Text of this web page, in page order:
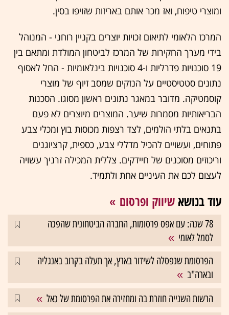
ומוצרי טיפוח, ואז מכר אותם באריזות שזויפו בסין.
המרכז הלאומי לתיאום זכויות יוצרים בקניין רוחני - המנוהל
בידי מערך החקירות של המרכז לביטחון המולדת ומתאם בין
19 סוכנויות פדרליות ו-4 סוכנויות בינלאומיות - החל לאסוף
נתונים סטטיסטיים על הנזקים שמסב זיוף של מוצרי
קוסמטיקה. מדובר במאגר נתונים ראשון מסוגו. הסכנות
הבריאותיות מסמרות שיער. המוצרים מיוצרים לא פעם
בתנאים בלתי הולמים, לצד רצפות מכוסות בוץ ומכלי צבע
פתוחים, ועשויים להכיל מדללי צבע, כספית, קרציוגנים
וריכוזים מסוכנים של חיידקים. צללית המכילה זרניך עשויה
לעצום לכם את העיניים אחת ולתמיד.
עוד בנושא שיווק ופרסום
78 שנה: עם אפס פרסומות, החברה הביטחונית שהפכה
לסמל לאומי
הפרסומת שנפסלה לשידור בארץ, אך תעלה בקרוב באנגליה
ובארה"ב
הרשות השנייה חוזרת בה ומחזירה את הפרסומת של כאל